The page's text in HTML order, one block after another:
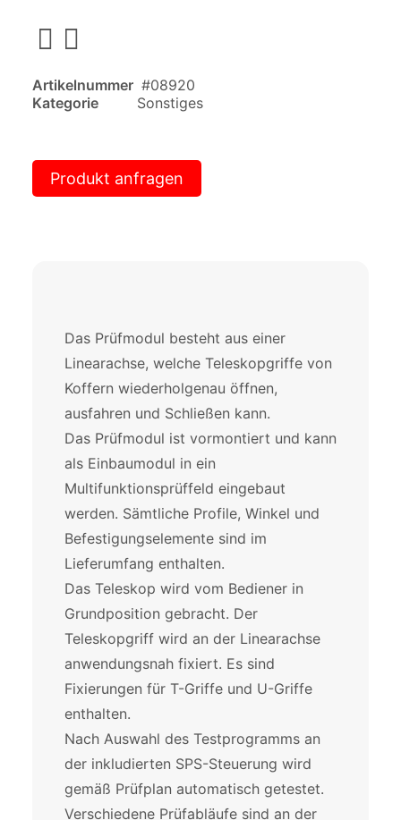
Artikelnummer #08920
Kategorie
Sonstiges
Produkt anfragen
Das Prüfmodul besteht aus einer
Linearachse, welche Teleskopgriffe von
Koffern wiederholgenau öffnen,
ausfahren und Schließen kann.
Das Prüfmodul ist vormontiert und kann
als Einbaumodul in ein
Multifunktionsprüffeld eingebaut
werden. Sämtliche Profile, Winkel und
Befestigungselemente sind im
Lieferumfang enthalten.
Das Teleskop wird vom Bediener in
Grundposition gebracht. Der
Teleskopgriff wird an der Linearachse
anwendungsnah fixiert. Es sind
Fixierungen für T-Griffe und U-Griffe
enthalten.
Nach Auswahl des Testprogramms an
der inkludierten SPS-Steuerung wird
gemäß Prüfplan automatisch getestet.
Verschiedene Prüfabläufe sind an der